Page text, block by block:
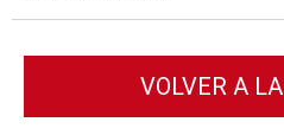
VOLVER A